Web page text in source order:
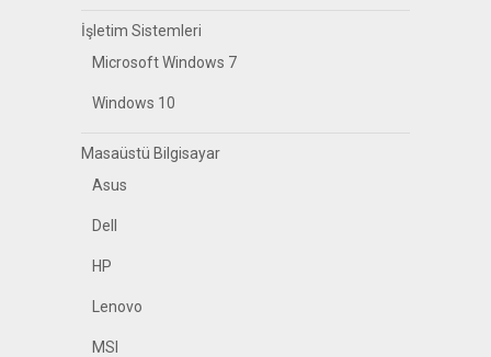
İşletim Sistemleri
Microsoft Windows 7
Windows 10
Masaüstü Bilgisayar
Asus
Dell
HP
Lenovo
MSI